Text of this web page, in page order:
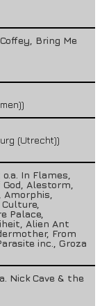
Bring Me
(Utrecht))
In Flames,
Alestorm,
Palace,
Alien Ant
From
inc., Groza
Nick Cave & the